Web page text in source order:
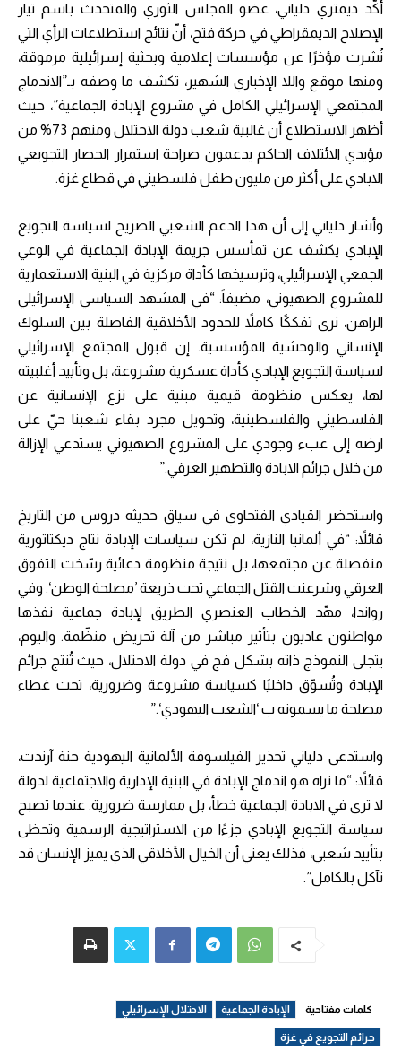
أكّد ديمتري دلياني، عضو المجلس الثوري والمتحدث باسم تيار
الإصلاح الديمقراطي في حركة فتح، أنّ نتائج استطلاعات الرأي التي
نُشرت مؤخرًا عن مؤسسات إعلامية وبحثية إسرائيلية مرموقة،
ومنها موقع واللا الإخباري الشهير، تكشف ما وصفه بـ”الاندماج
المجتمعي الإسرائيلي الكامل في مشروع الإبادة الجماعية”، حيث
أظهر الاستطلاع أن غالبية شعب دولة الاحتلال ومنهم 73% من
مؤيدي الائتلاف الحاكم يدعمون صراحة استمرار الحصار التجويعي
الابادي على أكثر من مليون طفل فلسطيني في قطاع غزة.
وأشار دلياني إلى أن هذا الدعم الشعبي الصريح لسياسة التجويع
الإبادي يكشف عن تمأسس جريمة الإبادة الجماعية في الوعي
الجمعي الإسرائيلي، وترسيخها كأداة مركزية في البنية الاستعمارية
للمشروع الصهيوني، مضيفاً: “في المشهد السياسي الإسرائيلي
الراهن، نرى تفككًا كاملاً للحدود الأخلاقية الفاصلة بين السلوك
الإنساني والوحشية المؤسسية. إن قبول المجتمع الإسرائيلي
لسياسة التجويع الإبادي كأداة عسكرية مشروعة، بل وتأييد أغلبيته
لها، يعكس منظومة قيمية مبنية على نزع الإنسانية عن
الفلسطيني والفلسطينية، وتحويل مجرد بقاء شعبنا حيّ على
ارضه إلى عبء وجودي على المشروع الصهيوني يستدعي الإزالة
من خلال جرائم الابادة والتطهير العرقي.”
واستحضر القيادي الفتحاوي في سياق حديثه دروس من التاريخ
قائلاً: “في ألمانيا النازية، لم تكن سياسات الإبادة نتاج ديكتاتورية
منفصلة عن مجتمعها، بل نتيجة منظومة دعائية رسّخت التفوق
العرقي وشرعنت القتل الجماعي تحت ذريعة ’مصلحة الوطن‘. وفي
رواندا، مهّد الخطاب العنصري الطريق لإبادة جماعية نفذها
مواطنون عاديون بتأثير مباشر من آلة تحريض منظّمة. واليوم،
يتجلى النموذج ذاته بشكل فج في دولة الاحتلال، حيث تُنتج جرائم
الإبادة وتُسوّق داخليًا كسياسة مشروعة وضرورية، تحت غطاء
مصلحة ما يسمونه ب ‘الشعب اليهودي‘.”
واستدعى دلياني تحذير الفيلسوفة الألمانية اليهودية حنة آرندت،
قائلاً: “ما نراه هو اندماج الإبادة في البنية الإدارية والاجتماعية لدولة
لا ترى في الابادة الجماعية خطأ، بل ممارسة ضرورية. عندما تصبح
سياسة التجويع الإبادي جزءًا من الاستراتيجية الرسمية وتحظى
بتأييد شعبي، فذلك يعني أن الخيال الأخلاقي الذي يميز الإنسان قد
تآكل بالكامل”.
كلمات مفتاحية الإبادة الجماعية الاحتلال الإسرائيلي
جرائم التجويع في غزة